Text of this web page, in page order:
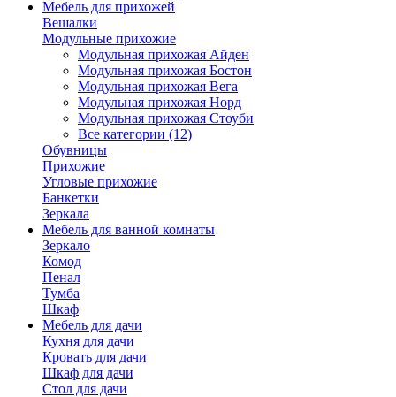
Мебель для прихожей
Вешалки
Модульные прихожие
Модульная прихожая Айден
Модульная прихожая Бостон
Модульная прихожая Вега
Модульная прихожая Норд
Модульная прихожая Стоуби
Все категории (12)
Обувницы
Прихожие
Угловые прихожие
Банкетки
Зеркала
Мебель для ванной комнаты
Зеркало
Комод
Пенал
Тумба
Шкаф
Мебель для дачи
Кухня для дачи
Кровать для дачи
Шкаф для дачи
Стол для дачи